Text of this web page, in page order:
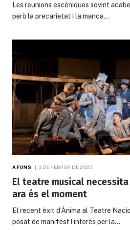
Les reunions escèniques sovint
però la precarietat i la manca…
A FONS 3 DE FEBRER DE 2025
El teatre musical
ara és el moment
El recent èxit d’Ànima al Teatre
posat de manifest l’interès per la…